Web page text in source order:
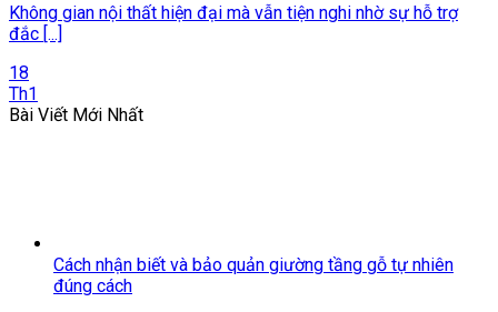
Không gian nội thất hiện đại mà vẫn tiện nghi nhờ sự hỗ trợ
đắc [...]
18
Th1
Bài Viết Mới Nhất
Cách nhận biết và bảo quản giường tầng gỗ tự nhiên
đúng cách